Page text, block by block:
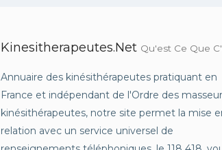
Kinesitherapeutes.net Qu'est Ce Que
Annuaire des kinésithérapeutes pratiquant en
France et indépendant de l'Ordre des
kinésithérapeutes, notre site permet la mise
relation avec un service universel de